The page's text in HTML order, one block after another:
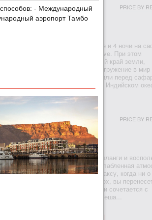
PRICE BY
провести 3 ночи в Кейптауне и 4 ночи на
Pinda Private Game Reserve. При этом
вы получаете в подарок. Южный край земли,
легендарные виноградники и погружение в мир
отдых незабываемым. После или перед
в феерическом Oyster Box на Индийском
УМШЛАНГА, 4 НОЧИ
PRICE BY
в самом красивом отеле Умшланги и
4 ночи по цене 3х. Расслабленная
располагает к полному релаксу, когда ни
вы зайдете в The Oyster Box, вы
и очарование ушедшей эпохи сочетается с
и роскошным сервисом. Реша...
ИСИМАНГАЛИСО, 2 НОЧИ
- Международный
аэропорт Тамбо